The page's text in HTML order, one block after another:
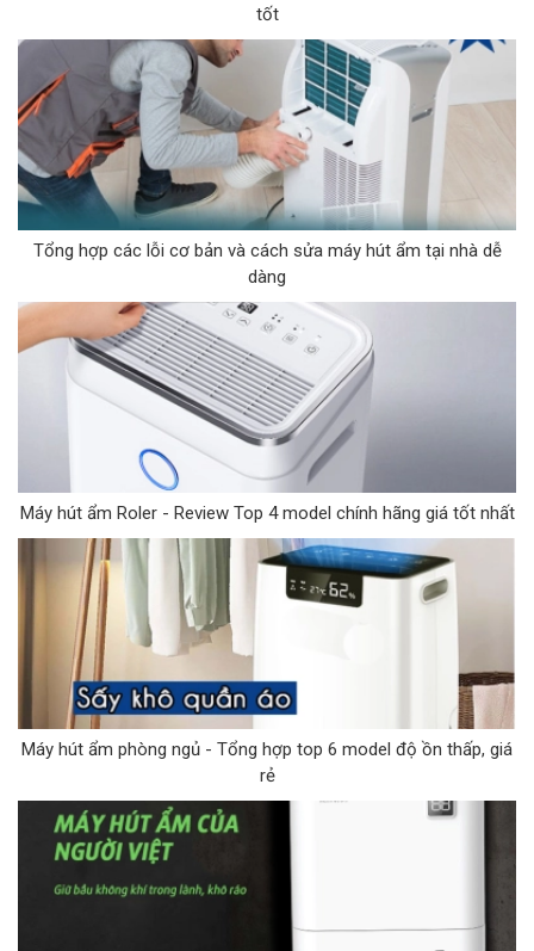
tốt
Tổng hợp các lỗi cơ bản và cách sửa máy hút ẩm tại nhà dễ
dàng
Máy hút ẩm Roler - Review Top 4 model chính hãng giá tốt nhất
Máy hút ẩm phòng ngủ - Tổng hợp top 6 model độ ồn thấp, giá
rẻ